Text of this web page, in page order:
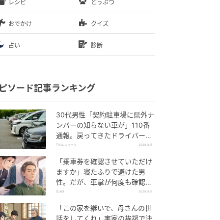
レシピ どうぶつ
おでかけ クイズ
占い 診断
ソード記事ランキング
30代男性「契約駐車場に県外ナ
ンバーの知らない車が」110番
通報。戻ってきたドライバー
の“言い分”に「口論になった」
TRILL ニュース 2026.8.5
「乗車券を確認させていただけ
ますか」寝たふりで避けた男
性。だが、車掌が何度も確認し
た結果
GLAM 2026.8.5
「この家を継いで、母さんの世
話をしてくれ」実家の挨拶で決